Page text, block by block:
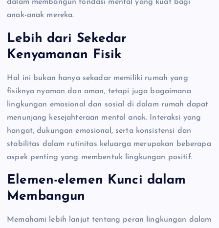
dalam membangun fondasi mental yang kuat bagi
anak-anak mereka.
Lebih dari Sekedar
Kenyamanan Fisik
Hal ini bukan hanya sekadar memiliki rumah yang
fisiknya nyaman dan aman, tetapi juga bagaimana
lingkungan emosional dan sosial di dalam rumah dapat
menunjang kesejahteraan mental anak. Interaksi yang
hangat, dukungan emosional, serta konsistensi dan
stabilitas dalam rutinitas keluarga merupakan beberapa
aspek penting yang membentuk lingkungan positif.
Elemen-elemen Kunci dalam
Membangun
Memahami lebih lanjut tentang peran lingkungan dalam